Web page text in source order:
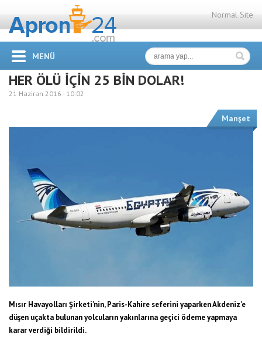
Normal Site
MENÜ
HER ÖLÜ İÇİN 25 BİN DOLAR!
21 Haziran 2016 - 10:02
Manşet
Mısır Havayolları Şirketi’nin, Paris-Kahire seferini yaparken Akdeniz’e
düşen uçakta bulunan yolcuların yakınlarına geçici ödeme yapmaya
karar verdiği bildirildi.